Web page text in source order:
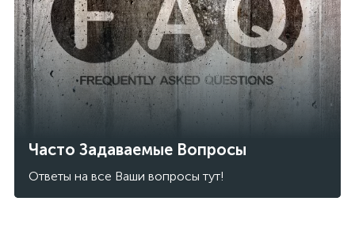
Часто Задаваемые Вопросы
Ответы на все Ваши вопросы тут!